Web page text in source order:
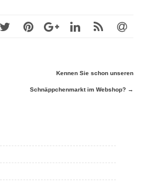
Kennen Sie schon unseren
Schnäppchenmarkt im Webshop? →